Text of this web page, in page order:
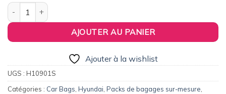
quantité de Pack de 6 sacs de voyage sur-mesure pour
AJOUTER AU PANIER
Ajouter à la wishlist
UGS : H10901S
Catégories : Car Bags Hyundai Packs de bagages sur-mesure